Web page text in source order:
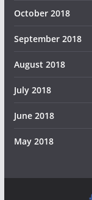
October 2018
September 2018
August 2018
July 2018
June 2018
May 2018